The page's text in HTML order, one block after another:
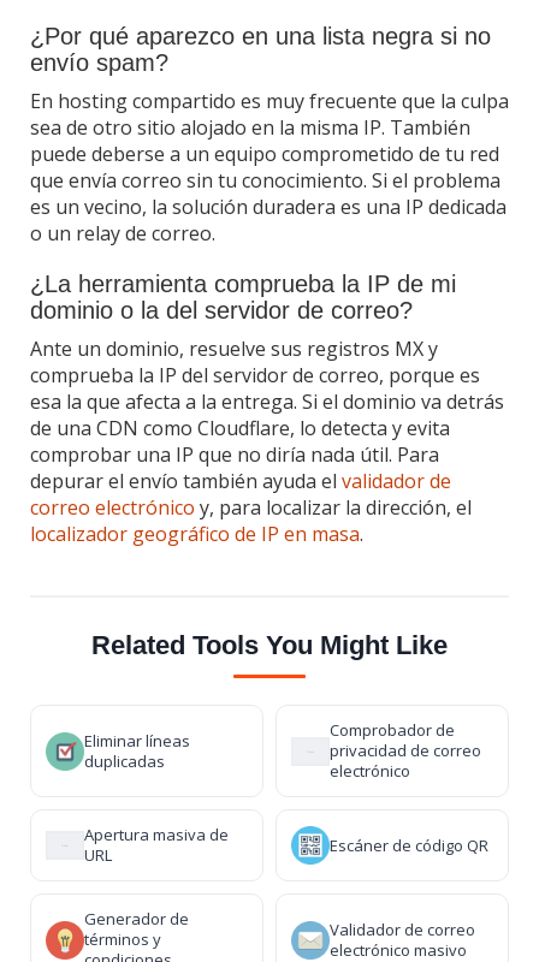
¿Por qué aparezco en una lista negra si no
envío spam?
En hosting compartido es muy frecuente que la culpa
sea de otro sitio alojado en la misma IP. También
puede deberse a un equipo comprometido de tu red
que envía correo sin tu conocimiento. Si el problema
es un vecino, la solución duradera es una IP dedicada
o un relay de correo.
¿La herramienta comprueba la IP de mi
dominio o la del servidor de correo?
Ante un dominio, resuelve sus registros MX y
comprueba la IP del servidor de correo, porque es
esa la que afecta a la entrega. Si el dominio va detrás
de una CDN como Cloudflare, lo detecta y evita
comprobar una IP que no diría nada útil. Para
depurar el envío también ayuda el validador de
correo electrónico y, para localizar la dirección, el
localizador geográfico de IP en masa.
Related Tools You Might Like
Eliminar líneas
duplicadas
Comprobador de
privacidad de correo
electrónico
Apertura masiva de
URL
Escáner de código QR
Generador de
términos y
Validador de correo
electrónico masivo